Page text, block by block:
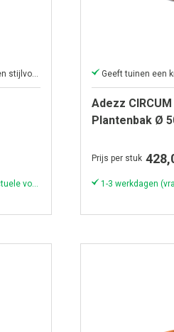
Met zijn ronde vormen jouw tuin een stijlvolle uitstraling.
1-3 werkdagen (vraag altijd naar actuele voorraad & levertijd!)
Adezz
Plantenbak Ø
Prijs per stuk